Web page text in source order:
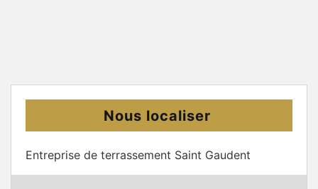
Nous localiser
Entreprise de terrassement Saint Gaudent